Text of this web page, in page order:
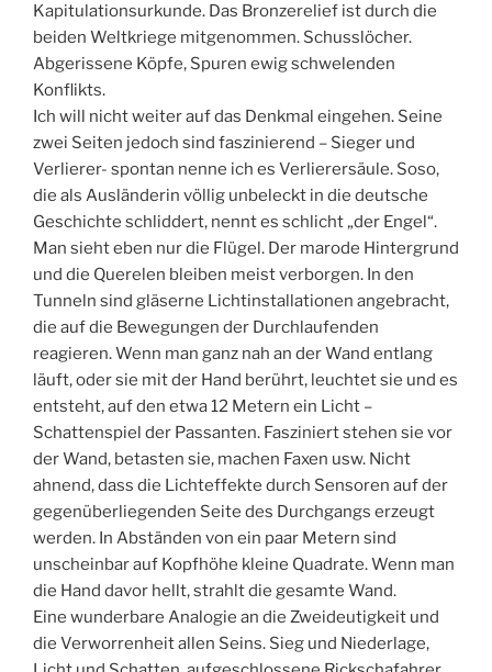
Kapitulationsurkunde. Das Bronzerelief ist durch die
beiden Weltkriege mitgenommen. Schusslöcher.
Abgerissene Köpfe, Spuren ewig schwelenden
Konflikts.
Ich will nicht weiter auf das Denkmal eingehen. Seine
zwei Seiten jedoch sind faszinierend – Sieger und
Verlierer- spontan nenne ich es Verlierersäule. Soso,
die als Ausländerin völlig unbeleckt in die deutsche
Geschichte schliddert, nennt es schlicht „der Engel“.
Man sieht eben nur die Flügel. Der marode Hintergrund
und die Querelen bleiben meist verborgen. In den
Tunneln sind gläserne Lichtinstallationen angebracht,
die auf die Bewegungen der Durchlaufenden
reagieren. Wenn man ganz nah an der Wand entlang
läuft, oder sie mit der Hand berührt, leuchtet sie und es
entsteht, auf den etwa 12 Metern ein Licht –
Schattenspiel der Passanten. Fasziniert stehen sie vor
der Wand, betasten sie, machen Faxen usw. Nicht
ahnend, dass die Lichteffekte durch Sensoren auf der
gegenüberliegenden Seite des Durchgangs erzeugt
werden. In Abständen von ein paar Metern sind
unscheinbar auf Kopfhöhe kleine Quadrate. Wenn man
die Hand davor hellt, strahlt die gesamte Wand.
Eine wunderbare Analogie an die Zweideutigkeit und
die Verworrenheit allen Seins. Sieg und Niederlage,